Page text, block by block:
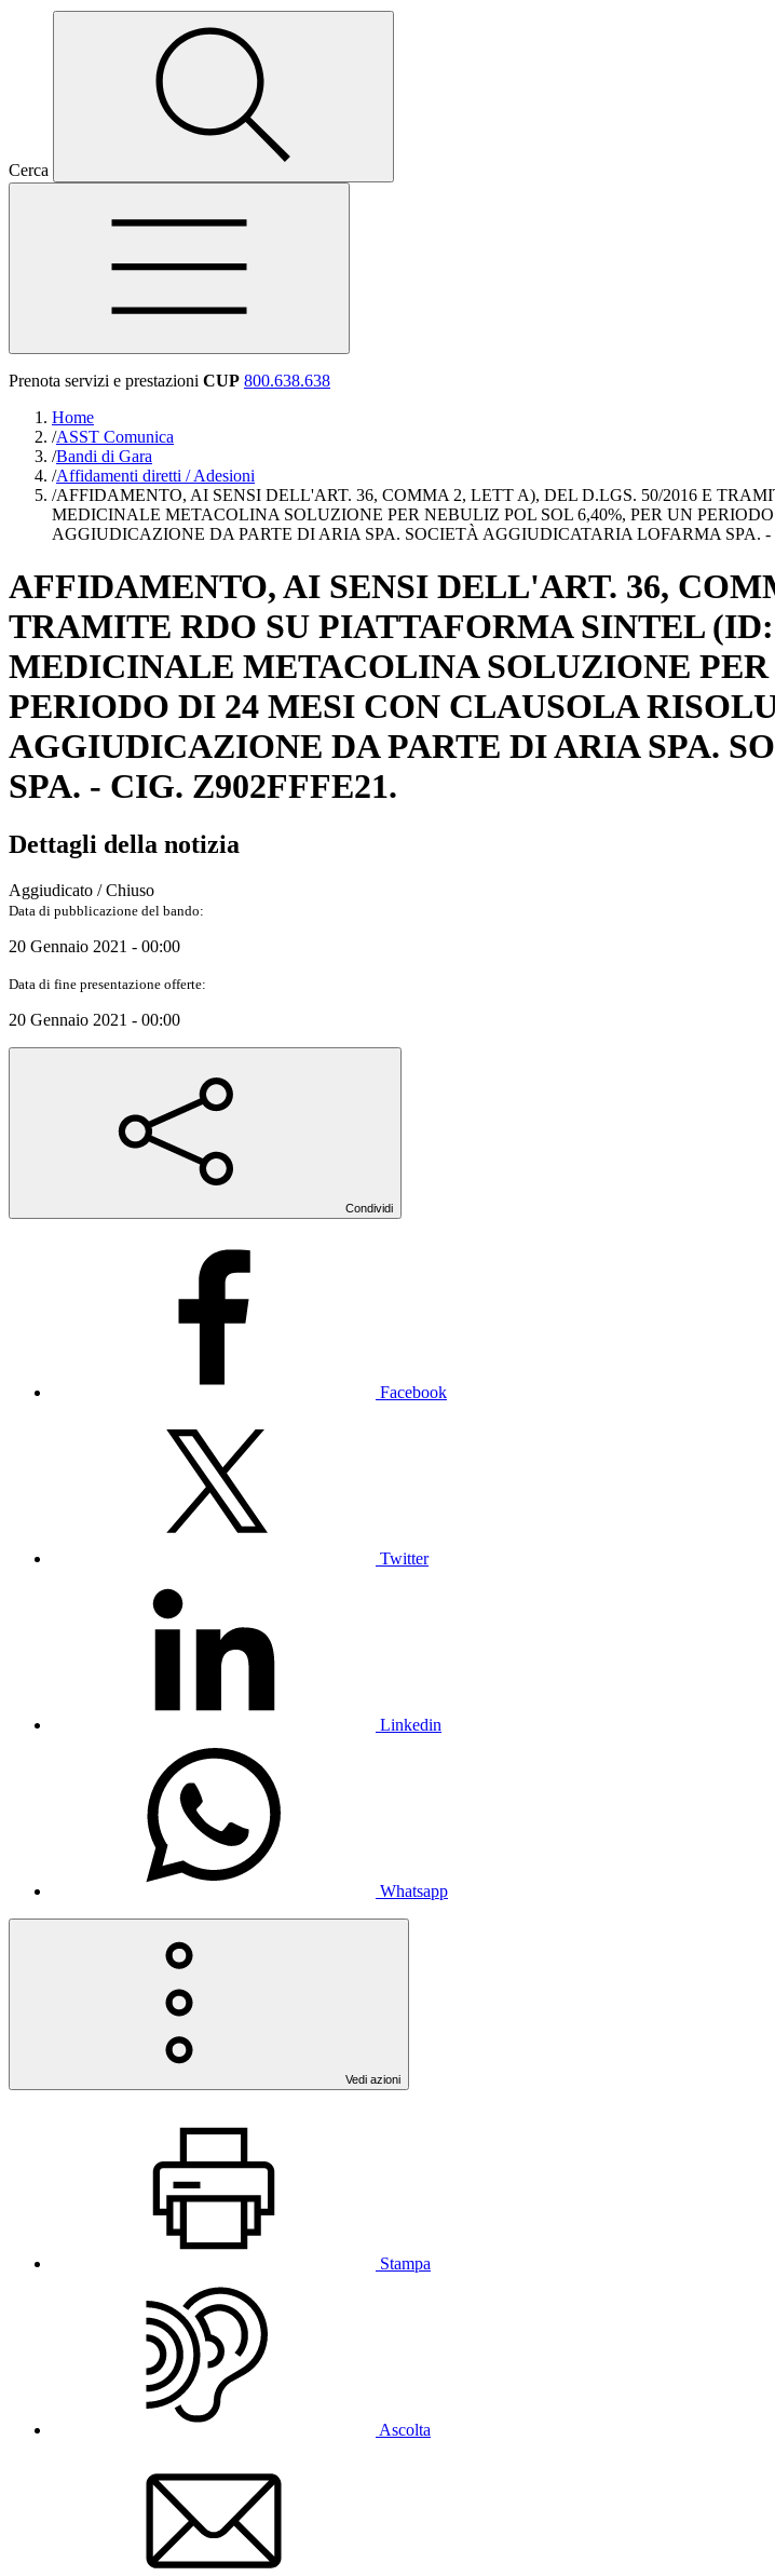
Cerca
Prenota servizi e prestazioni CUP 800.638.638
Home
/ASST Comunica
/Bandi di Gara
/Affidamenti diretti / Adesioni
/AFFIDAMENTO, AI SENSI DELL'ART. 36, COMMA 2, LETT A), DEL D.LGS. 50/2016 E
MEDICINALE METACOLINA SOLUZIONE PER NEBULIZ POL SOL 6,40%, PER UN
AGGIUDICAZIONE DA PARTE DI ARIA SPA. SOCIETÀ AGGIUDICATARIA LOFARMA SPA. -
AFFIDAMENTO, AI SENSI DELL'ART. 36,
TRAMITE RDO SU PIATTAFORMA SINTEL
MEDICINALE METACOLINA SOLUZIONE
PERIODO DI 24 MESI CON CLAUSOLA
AGGIUDICAZIONE DA PARTE DI ARIA SPA.
SPA. - CIG. Z902FFFE21.
Dettagli della notizia
Aggiudicato / Chiuso
Data di pubblicazione del bando:
20 Gennaio 2021 - 00:00
Data di fine presentazione offerte:
20 Gennaio 2021 - 00:00
Condividi
Facebook
Twitter
Linkedin
Whatsapp
Vedi azioni
Stampa
Ascolta